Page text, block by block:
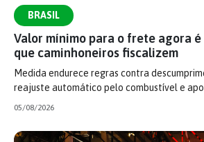
BRASIL
Valor mínimo para o frete agora é
que caminhoneiros fiscalizem
Medida endurece regras contra
reajuste automático pelo combustível e
05/08/2026